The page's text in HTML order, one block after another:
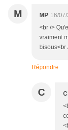
M MP 16/
<br />
vraiment
bisous<br
Répondre
C